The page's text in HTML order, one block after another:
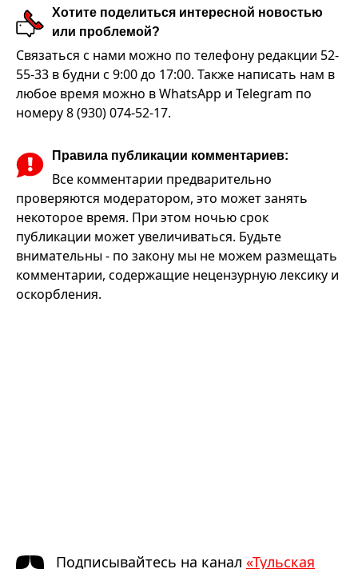
Хотите поделиться интересной новостью
или проблемой?
Связаться с нами можно по телефону редакции 52-
55-33 в будни с 9:00 до 17:00. Также написать нам в
любое время можно в WhatsApp и Telegram по
номеру 8 (930) 074-52-17.
Правила публикации комментариев:
Все комментарии предварительно
проверяются модератором, это может занять
некоторое время. При этом ночью срок
публикации может увеличиваться. Будьте
внимательны - по закону мы не можем размещать
комментарии, содержащие нецензурную лексику и
оскорбления.
Подписывайтесь на канал «Тульская